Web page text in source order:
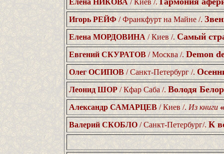
Елена НИКОВА / Киев /.
Игорь РЕЙФ/ Франкфурт на Майне /.
Елена МОРДОВИНА / Киев /. Самый
Евгений СКУРАТОВ / Москва /. Demon
Олег ОСИПОВ/ Санкт-Петербург /.
Леонид ШОР / Кфар Саба /. Володя
Александр САМАРЦЕВ/ Киев /.Из книги
Валерий СКОБЛО / Санкт-Петербург/.К